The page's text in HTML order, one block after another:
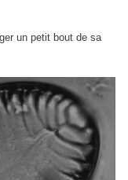
un petit bout de sa